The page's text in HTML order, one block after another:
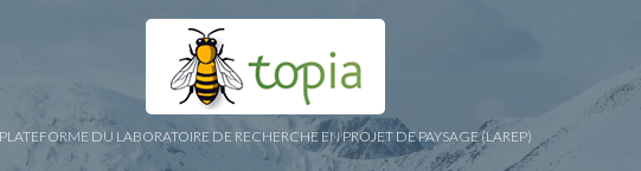
PLATEFORME DU LABORATOIRE DE RECHERCHE EN PROJET DE PAYSAGE (LAREP)